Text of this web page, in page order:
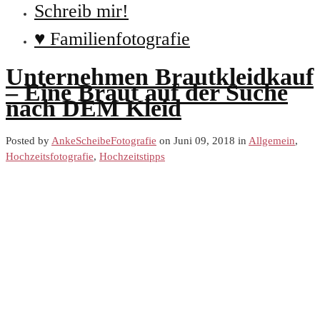
Schreib mir!
♥ Familienfotografie
Unternehmen Brautkleidkauf
– Eine Braut auf der Suche
nach DEM Kleid
Posted by AnkeScheibeFotografie on Juni 09, 2018 in Allgemein,
Hochzeitsfotografie, Hochzeitstipps